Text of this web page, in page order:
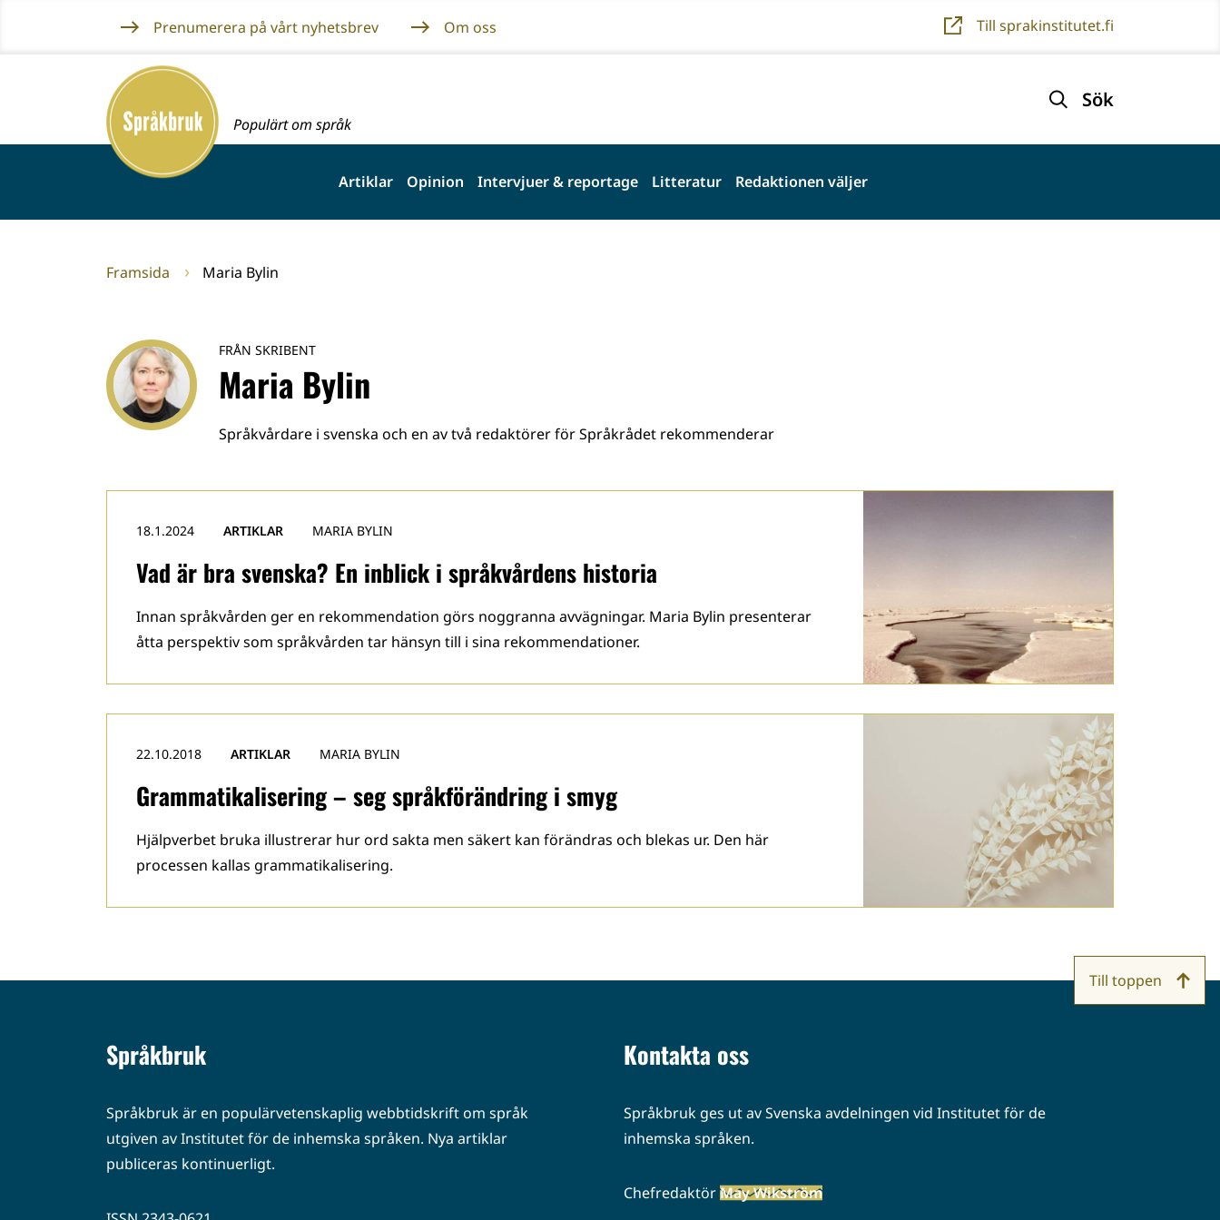
innehållet
Prenumerera på vårt nyhetsbrev Om oss Till sprakinstitutet.fi
Framsida
Populärt om språk
Sök
Artiklar Opinion Intervjuer & reportage Litteratur Redaktionen väljer
Framsida Maria Bylin
FRÅN SKRIBENT
Maria Bylin
Språkvårdare i svenska och en av två redaktörer för Språkrådet rekommenderar
Vad är bra svenska? En inblick i språkvårdens historia
18.1.2024 ARTIKLAR MARIA BYLIN
Innan språkvården ger en rekommendation görs noggranna avvägningar. Maria Bylin presenterar
åtta perspektiv som språkvården tar hänsyn till i sina rekommendationer.
Grammatikalisering – seg språkförändring i smyg
22.10.2018 ARTIKLAR MARIA BYLIN
Hjälpverbet bruka illustrerar hur ord sakta men säkert kan förändras och blekas ur. Den här
processen kallas grammatikalisering.
Språkbruk
Språkbruk är en populärvetenskaplig webbtidskrift om språk
utgiven av Institutet för de inhemska språken. Nya artiklar
publiceras kontinuerligt.
Kontakta oss
Språkbruk ges ut av Svenska avdelningen vid Institutet för de
inhemska språken.
ChefredaktörMay Wikström
Till toppen